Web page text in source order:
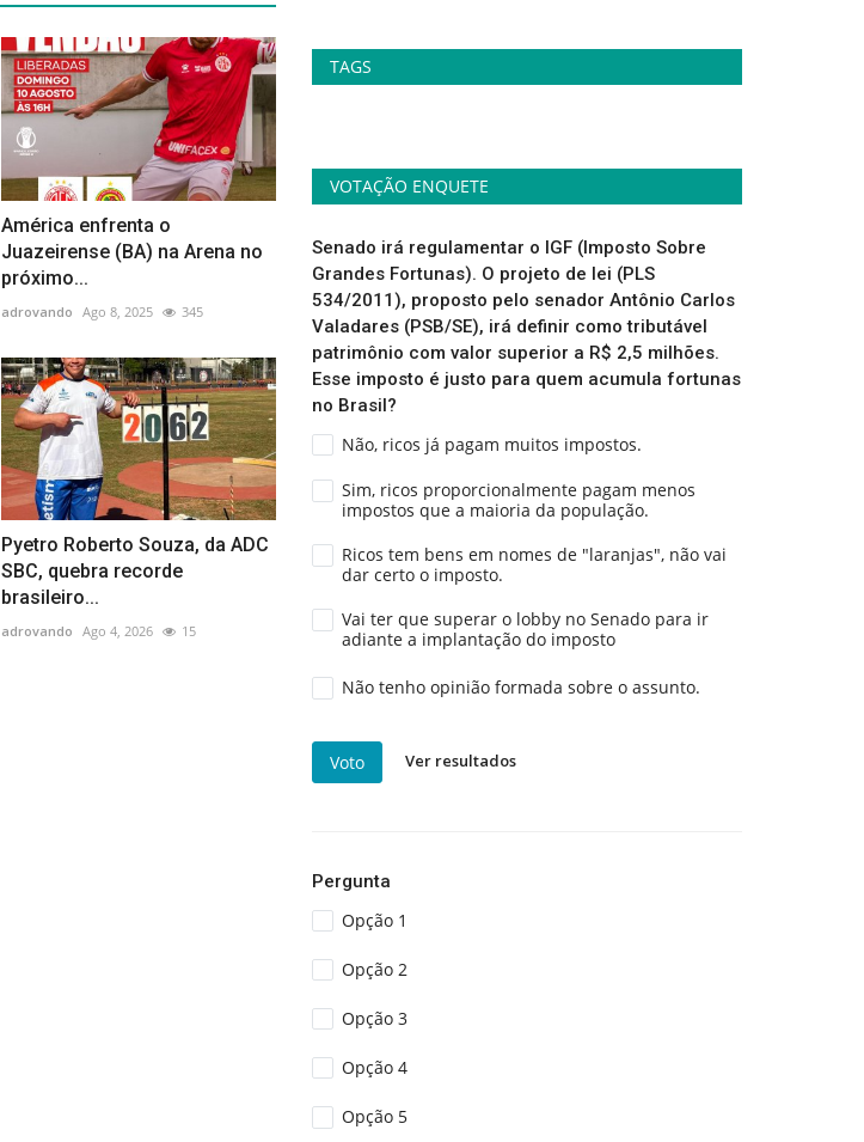
América enfrenta o
Juazeirense (BA) na Arena no
próximo...
adrovando Ago 8, 2025 345
Pyetro Roberto Souza, da ADC
SBC, quebra recorde
brasileiro...
adrovando Ago 4, 2026 15
TAGS
VOTAÇÃO ENQUETE
Senado irá regulamentar o IGF (Imposto Sobre
Grandes Fortunas). O projeto de lei (PLS
534/2011), proposto pelo senador Antônio Carlos
Valadares (PSB/SE), irá definir como tributável
patrimônio com valor superior a R$ 2,5 milhões.
Esse imposto é justo para quem acumula fortunas
no Brasil?
Não, ricos já pagam muitos impostos.
Sim, ricos proporcionalmente pagam menos
impostos que a maioria da população.
Ricos tem bens em nomes de "laranjas", não vai
dar certo o imposto.
Vai ter que superar o lobby no Senado para ir
adiante a implantação do imposto
Não tenho opinião formada sobre o assunto.
Voto Ver resultados
Pergunta
Opção 1
Opção 2
Opção 3
Opção 4
Opção 5